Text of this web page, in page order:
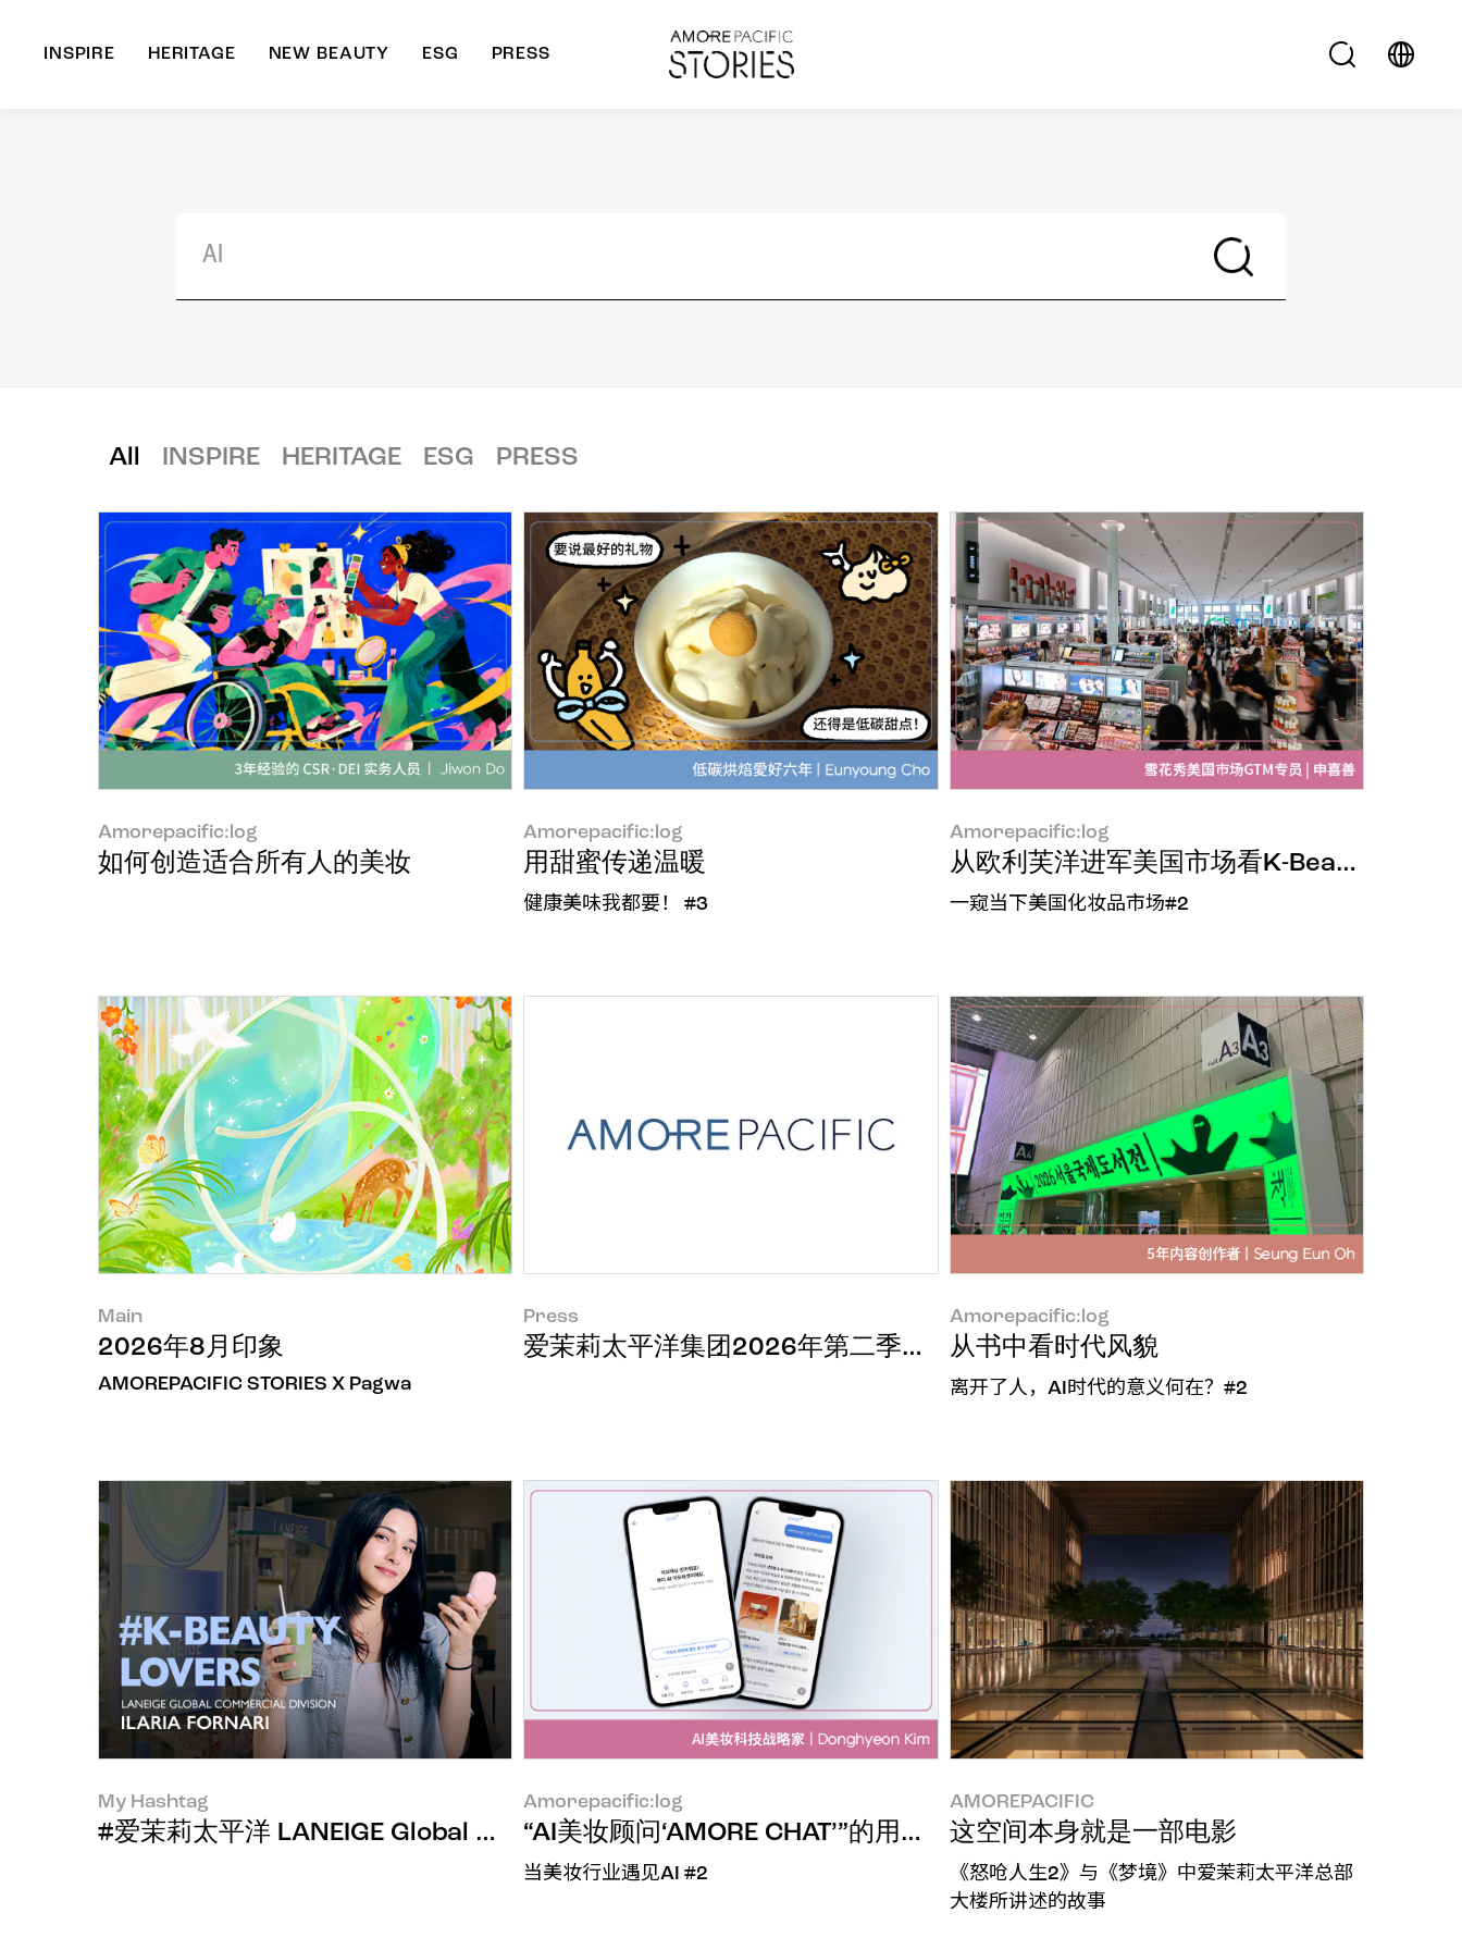
INSPIRE HERITAGE NEW BEAUTY ESG PRESS
All INSPIRE HERITAGE ESG PRESS
Amorepacific:log
如何创造适合所有人的美妆
Amorepacific:log
用甜蜜传递温暖
健康美味我都要！ #3
Amorepacific:log
从欧利芙洋进军美国市场看K-Beauty零售业
一窥当下美国化妆品市场#2
Main
2026年8月印象
AMOREPACIFIC STORIES X Pagwa
Press
爱茉莉太平洋集团2026年第二季度经营业绩发布
Amorepacific:log
从书中看时代风貌
离开了人，AI时代的意义何在？#2
My Hashtag
#爱茉莉太平洋 LANEIGE Global Commercial Division Ilaria Fornari
Amorepacific:log
“AI美妆顾问‘AMORE CHAT’”的用户心声：GEO与CRM的拓展可行性
当美妆行业遇见AI #2
AMOREPACIFIC
这空间本身就是一部电影
《怒呛人生2》与《梦境》中爱茉莉太平洋总部
大楼所讲述的故事